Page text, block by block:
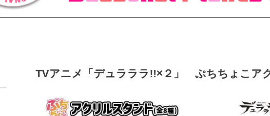
TVアニメ「デュラララ!!×２」 ぷちちょこア